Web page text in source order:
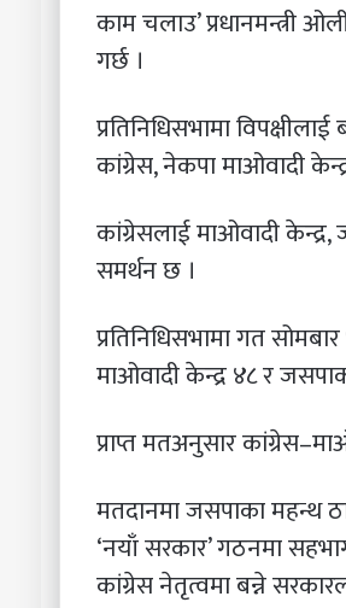
काम चलाउ’ प्रधानमन्त्री
गर्छ ।
प्रतिनिधिसभामा
कांग्रेस, नेकपा माओवादी
कांग्रेसलाई माओवादी केन्द्र,
समर्थन छ ।
प्रतिनिधिसभामा गत
माओवादी केन्द्र ४८ र
प्राप्त मतअनुसार
मतदानमा जसपाका महन्थ
‘नयाँ सरकार’ गठनमा
कांग्रेस नेतृत्वमा बन्ने